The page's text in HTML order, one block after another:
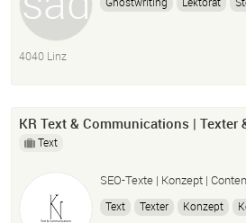
4040 Linz
KR Text & Communications | Texter
Text
SEO-Texte | Konzept |
Text Texter Konzept